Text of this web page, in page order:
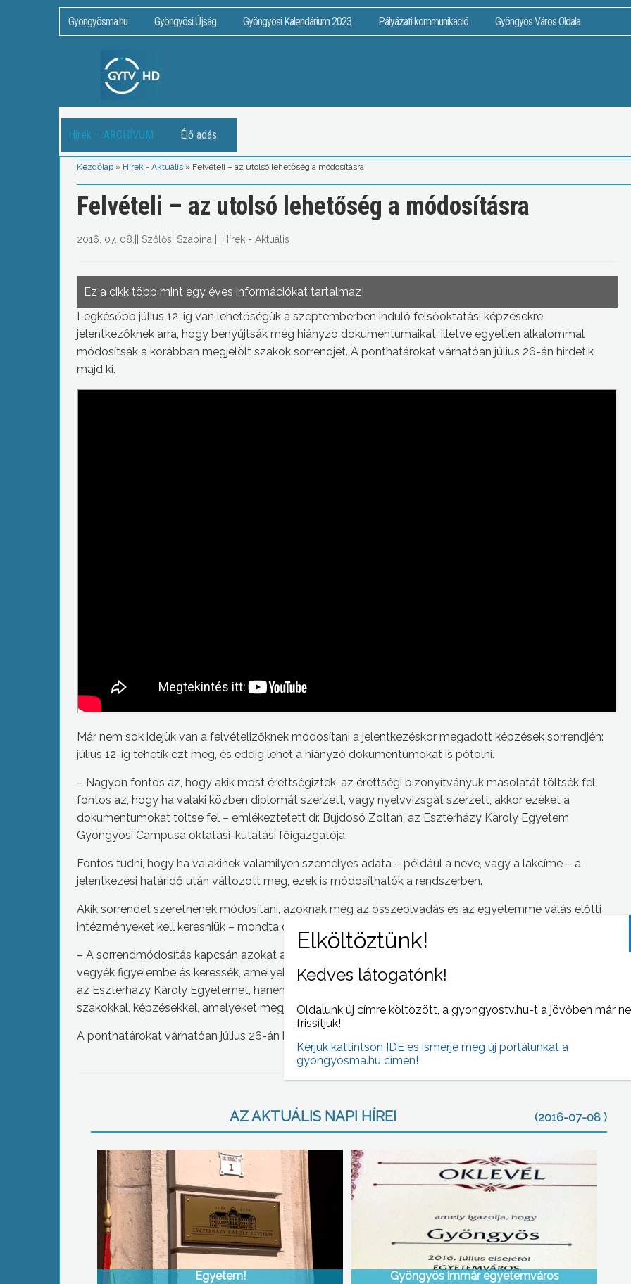
Gyöngyösma.hu Gyöngyösi Újság Gyöngyösi Kalendárium 2023 Pályázati kommunikáció Gyöngyös Város Oldala
Hírek – ARCHÍVUM Élő adás
Kezdőlap » Hírek - Aktuális » Felvételi – az utolsó lehetőség a módosításra
Felvételi – az utolsó lehetőség a módosításra
2016. 07. 08. Szőlősi Szabina Hírek - Aktuális
Ez a cikk több mint egy éves információkat tartalmaz!
Legkésőbb július 12-ig van lehetőségük a szeptemberben induló felsőoktatási képzésekre
jelentkezőknek arra, hogy benyújtsák még hiányzó dokumentumaikat, illetve egyetlen alkalommal
módosítsák a korábban megjelölt szakok sorrendjét. A ponthatárokat várhatóan július 26-án hirdetik
majd ki.
Már nem sok idejük van a felvételizőknek módosítani a jelentkezéskor megadott képzések sorrendjén:
július 12-ig tehetik ezt meg, és eddig lehet a hiányzó dokumentumokat is pótolni.
– Nagyon fontos az, hogy akik most érettségiztek, az érettségi bizonyítványuk másolatát töltsék fel,
fontos az, hogy ha valaki közben diplomát szerzett, vagy nyelvvizsgát szerzett, akkor ezeket a
dokumentumokat töltse fel – emlékeztetett dr. Bujdosó Zoltán, az Eszterházy Károly Egyetem
Gyöngyösi Campusa oktatási-kutatási főigazgatója.
Fontos tudni, hogy ha valakinek valamilyen személyes adata – például a neve, vagy a lakcíme – a
jelentkezési határidő után változott meg, ezek is módosíthatók a rendszerben.
Akik sorrendet szeretnének módosítani, azoknak még az összeolvadás és az egyetemmé válás előtti
intézményeket kell keresniük – mondta dr. Bujdosó Zoltán.
– A sorrendmódosítás kapcsán azokat az intézményeket, azokat az intézményneveket, rövidítéseket
vegyék figyelembe és keressék, amelyeket a jelentkezés során megadtak, tehát jelen esetben ugye nem
az Eszterházy Károly Egyetemet, hanem a Károly Róbert Főiskolát fogják még megtalálni, azokkal a
szakokkal, képzésekkel, amelyeket megjelenítettek a felvételi eljárásban – hangsúlyozta.
A ponthatárokat várhatóan július 26-án hirdetik majd ki.
AZ AKTUÁLIS NAPI HÍREI (2016-07-08 )
Egyetem! Gyöngyös immár egyetemváros
Kedves látogatónk!
Oldalunk új címre költözött, a gyongyostv.hu-t a jövőben már
frissítjük!
Kérjük kattintson IDE és ismerje meg új portálunkat a
gyongyosma.hu címen!